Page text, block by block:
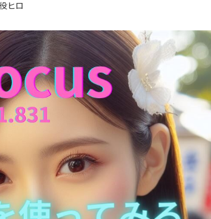
ヒロ